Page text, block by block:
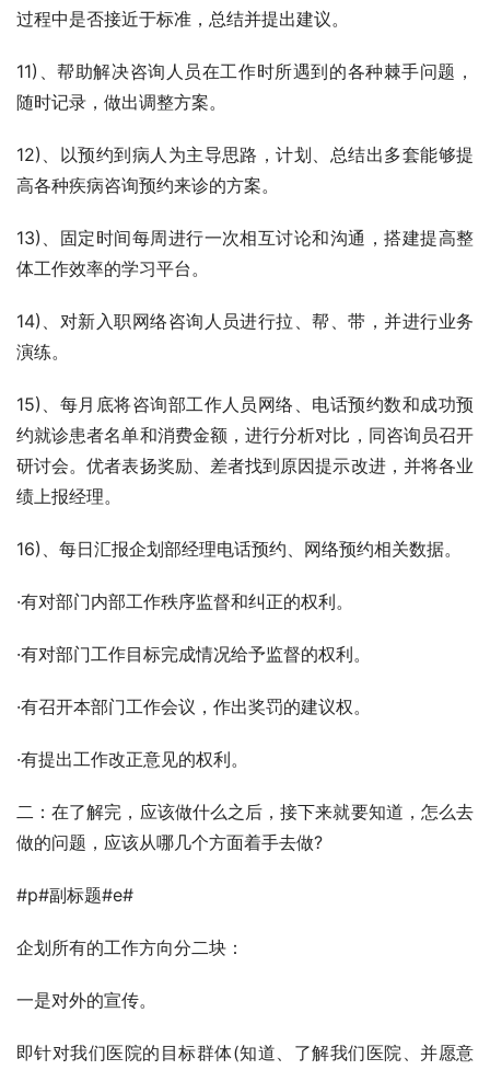
过程中是否接近于标准，总结并提出建议。
11)、帮助解决咨询人员在工作时所遇到的各种棘手问题，
随时记录，做出调整方案。
12)、以预约到病人为主导思路，计划、总结出多套能够提
高各种疾病咨询预约来诊的方案。
13)、固定时间每周进行一次相互讨论和沟通，搭建提高整
体工作效率的学习平台。
14)、对新入职网络咨询人员进行拉、帮、带，并进行业务
演练。
15)、每月底将咨询部工作人员网络、电话预约数和成功预
约就诊患者名单和消费金额，进行分析对比，同咨询员召开
研讨会。优者表扬奖励、差者找到原因提示改进，并将各业
绩上报经理。
16)、每日汇报企划部经理电话预约、网络预约相关数据。
·有对部门内部工作秩序监督和纠正的权利。
·有对部门工作目标完成情况给予监督的权利。
·有召开本部门工作会议，作出奖罚的建议权。
·有提出工作改正意见的权利。
二：在了解完，应该做什么之后，接下来就要知道，怎么去
做的问题，应该从哪几个方面着手去做?
#p#副标题#e#
企划所有的工作方向分二块：
一是对外的宣传。
即针对我们医院的目标群体(知道、了解我们医院、并愿意